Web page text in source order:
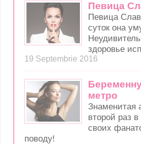
Певица
Певица
суток она
здоровье
19 Septembrie 2016
метро
Знаменитая
второй раз
своих
поводу!